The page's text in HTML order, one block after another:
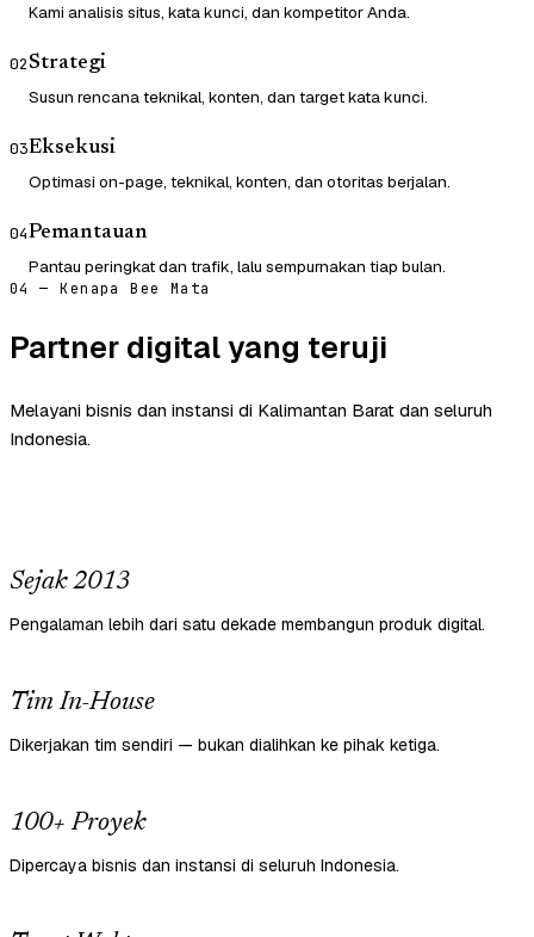
Kami analisis situs, kata kunci, dan kompetitor Anda.
02Strategi
Susun rencana teknikal, konten, dan target kata kunci.
03Eksekusi
Optimasi on-page, teknikal, konten, dan otoritas berjalan.
04Pemantauan
Pantau peringkat dan trafik, lalu sempurnakan tiap bulan.
04 — Kenapa Bee Mata
Partner digital yang teruji
Melayani bisnis dan instansi di Kalimantan Barat dan seluruh
Indonesia.
Sejak 2013
Pengalaman lebih dari satu dekade membangun produk digital.
Tim In-House
Dikerjakan tim sendiri — bukan dialihkan ke pihak ketiga.
100+ Proyek
Dipercaya bisnis dan instansi di seluruh Indonesia.